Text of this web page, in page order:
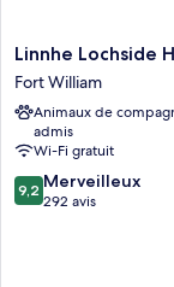
Linnhe
Lochside
Holidays
Fort
William
Linnhe Lochside
Fort William
Animaux de
admis
Wi-Fi gratuit
9.2
sur
9,2 Merveilleux
292 avis